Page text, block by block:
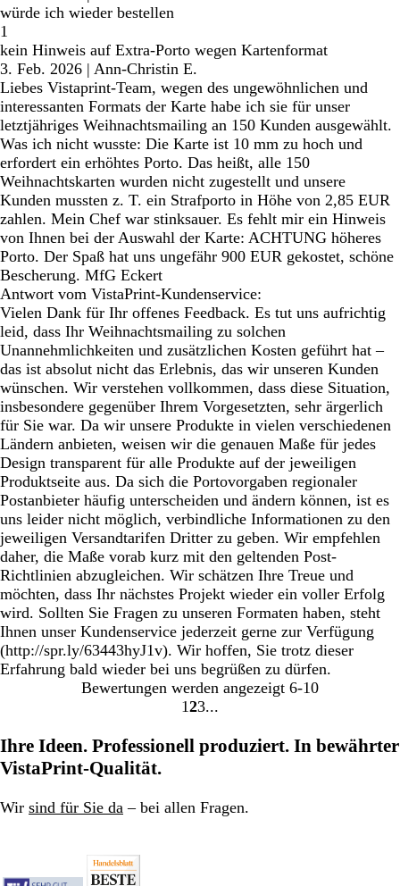
würde ich wieder bestellen
1
kein Hinweis auf Extra-Porto wegen Kartenformat
3. Feb. 2026 | Ann-Christin E.
Liebes Vistaprint-Team, wegen des ungewöhnlichen und
interessanten Formats der Karte habe ich sie für unser
letztjähriges Weihnachtsmailing an 150 Kunden ausgewählt.
Was ich nicht wusste: Die Karte ist 10 mm zu hoch und
erfordert ein erhöhtes Porto. Das heißt, alle 150
Weihnachtskarten wurden nicht zugestellt und unsere
Kunden mussten z. T. ein Strafporto in Höhe von 2,85 EUR
zahlen. Mein Chef war stinksauer. Es fehlt mir ein Hinweis
von Ihnen bei der Auswahl der Karte: ACHTUNG höheres
Porto. Der Spaß hat uns ungefähr 900 EUR gekostet, schöne
Bescherung. MfG Eckert
Antwort vom VistaPrint-Kundenservice:
Vielen Dank für Ihr offenes Feedback. Es tut uns aufrichtig
leid, dass Ihr Weihnachtsmailing zu solchen
Unannehmlichkeiten und zusätzlichen Kosten geführt hat –
das ist absolut nicht das Erlebnis, das wir unseren Kunden
wünschen. Wir verstehen vollkommen, dass diese Situation,
insbesondere gegenüber Ihrem Vorgesetzten, sehr ärgerlich
für Sie war. Da wir unsere Produkte in vielen verschiedenen
Ländern anbieten, weisen wir die genauen Maße für jedes
Design transparent für alle Produkte auf der jeweiligen
Produktseite aus. Da sich die Portovorgaben regionaler
Postanbieter häufig unterscheiden und ändern können, ist es
uns leider nicht möglich, verbindliche Informationen zu den
jeweiligen Versandtarifen Dritter zu geben. Wir empfehlen
daher, die Maße vorab kurz mit den geltenden Post-
Richtlinien abzugleichen. Wir schätzen Ihre Treue und
möchten, dass Ihr nächstes Projekt wieder ein voller Erfolg
wird. Sollten Sie Fragen zu unseren Formaten haben, steht
Ihnen unser Kundenservice jederzeit gerne zur Verfügung
(http://spr.ly/63443hyJ1v). Wir hoffen, Sie trotz dieser
Erfahrung bald wieder bei uns begrüßen zu dürfen.
Bewertungen werden angezeigt 6-10
Gehe
Seite
1 Gehe
Seite
2Gehe
Seite
3
Ihre Ideen. Professionell produziert. In bewährter
VistaPrint-Qualität.
Wir sind für Sie da – bei allen Fragen.